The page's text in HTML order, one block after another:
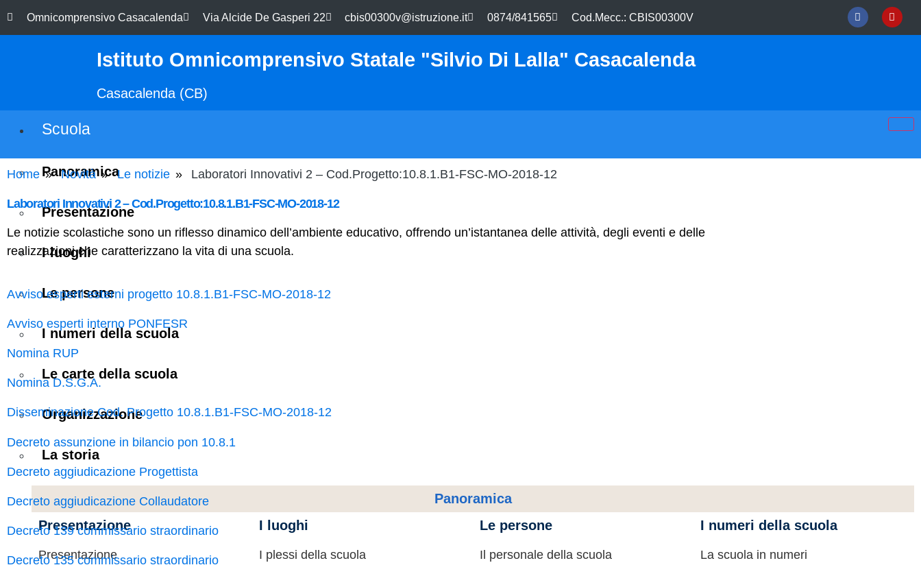
Omnicomprensivo Casacalenda Via Alcide De Gasperi 22 cbis00300v@istruzione.it 0874/841565 Cod.Mecc.: CBIS00300V
Istituto Omnicomprensivo Statale "Silvio Di Lalla" Casacalenda
Casacalenda (CB)
Scuola
Panoramica
Presentazione
I luoghi
Le persone
I numeri della scuola
Le carte della scuola
Organizzazione
La storia
Panoramica
Presentazione
Presentazione
I luoghi
I plessi della scuola
Le persone
Il personale della scuola
I numeri della scuola
La scuola in numeri
Home Novità Le notizie Laboratori Innovativi 2 – Cod.Progetto:10.8.1.B1-FSC-MO-2018-12
Laboratori Innovativi 2 – Cod.Progetto:10.8.1.B1-FSC-MO-2018-12
Le notizie scolastiche sono un riflesso dinamico dell’ambiente educativo, offrendo un’istantanea delle attività, degli eventi e delle
realizzazioni che caratterizzano la vita di una scuola.
Avviso esperti esterni progetto 10.8.1.B1-FSC-MO-2018-12
Avviso esperti interno PONFESR
Nomina RUP
Nomina D.S.G.A.
Disseminazione Cod. Progetto 10.8.1.B1-FSC-MO-2018-12
Decreto assunzione in bilancio pon 10.8.1
Decreto aggiudicazione Progettista
Decreto aggiudicazione Collaudatore
Decreto 139 commissario straordinario
Decreto 135 commissario straordinario